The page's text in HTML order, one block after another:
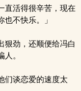
直活得很辛苦，现在
不快乐。」
狠劲，还顺便给冯白
。
谈恋爱的速度太